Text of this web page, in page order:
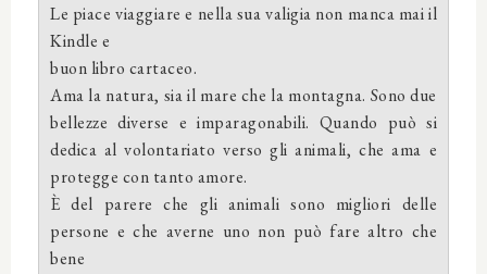
Le piace viaggiare e nella sua valigia non manca mai il
Kindle e
buon libro cartaceo.
Ama la natura, sia il mare che la montagna. Sono due
bellezze diverse e imparagonabili. Quando può si
dedica al volontariato verso gli animali, che ama e
protegge con tanto amore.
È del parere che gli animali sono migliori delle
persone e che averne uno non può fare altro che
bene